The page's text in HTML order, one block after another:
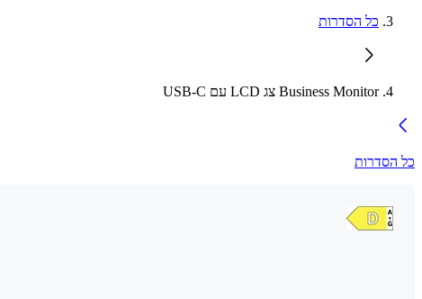
כל הסדרות
Business Monitor צג LCD עם USB-C
כל הסדרות